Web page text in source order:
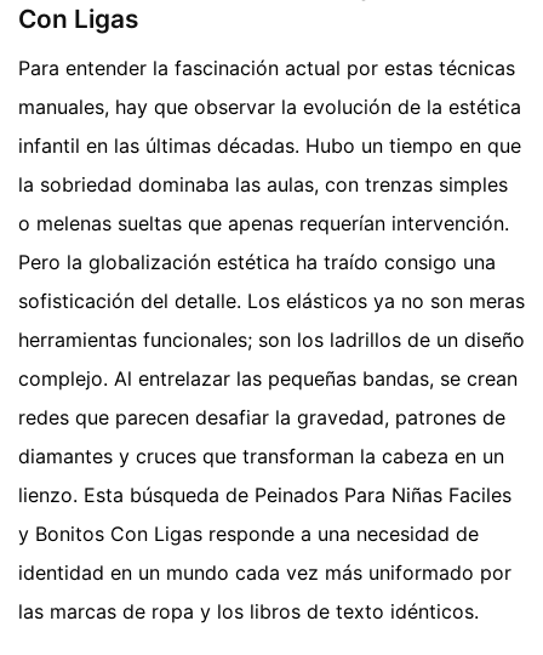
Con Ligas
Para entender la fascinación actual por estas técnicas
manuales, hay que observar la evolución de la estética
infantil en las últimas décadas. Hubo un tiempo en que
la sobriedad dominaba las aulas, con trenzas simples
o melenas sueltas que apenas requerían intervención.
Pero la globalización estética ha traído consigo una
sofisticación del detalle. Los elásticos ya no son meras
herramientas funcionales; son los ladrillos de un diseño
complejo. Al entrelazar las pequeñas bandas, se crean
redes que parecen desafiar la gravedad, patrones de
diamantes y cruces que transforman la cabeza en un
lienzo. Esta búsqueda de Peinados Para Niñas Faciles
y Bonitos Con Ligas responde a una necesidad de
identidad en un mundo cada vez más uniformado por
las marcas de ropa y los libros de texto idénticos.